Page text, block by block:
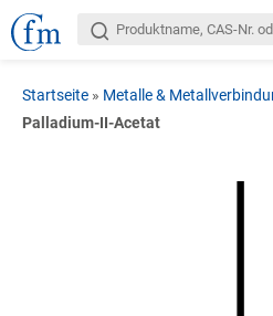
Startseite » Metalle &
Palladium-II-Acetat